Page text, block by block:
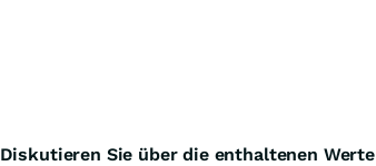
Diskutieren Sie über die enthaltenen Werte